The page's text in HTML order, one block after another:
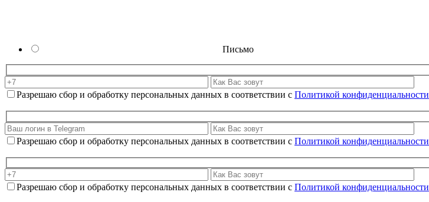
Письмо
Разрешаю сбор и обработку персональных данных в соответствии с Политикой конфиденциальности
Разрешаю сбор и обработку персональных данных в соответствии с Политикой конфиденциальности
Разрешаю сбор и обработку персональных данных в соответствии с Политикой конфиденциальности